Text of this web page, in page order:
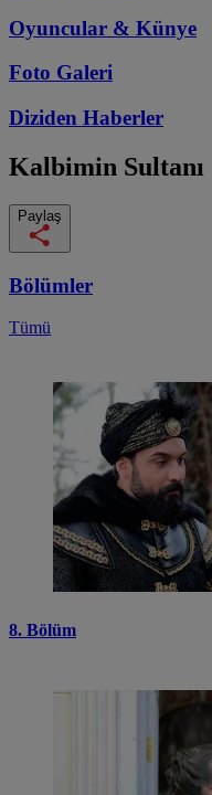
Oyuncular & Künye
Foto Galeri
Diziden Haberler
Kalbimin Sultanı
Paylaş
Bölümler
Tümü
8. Bölüm